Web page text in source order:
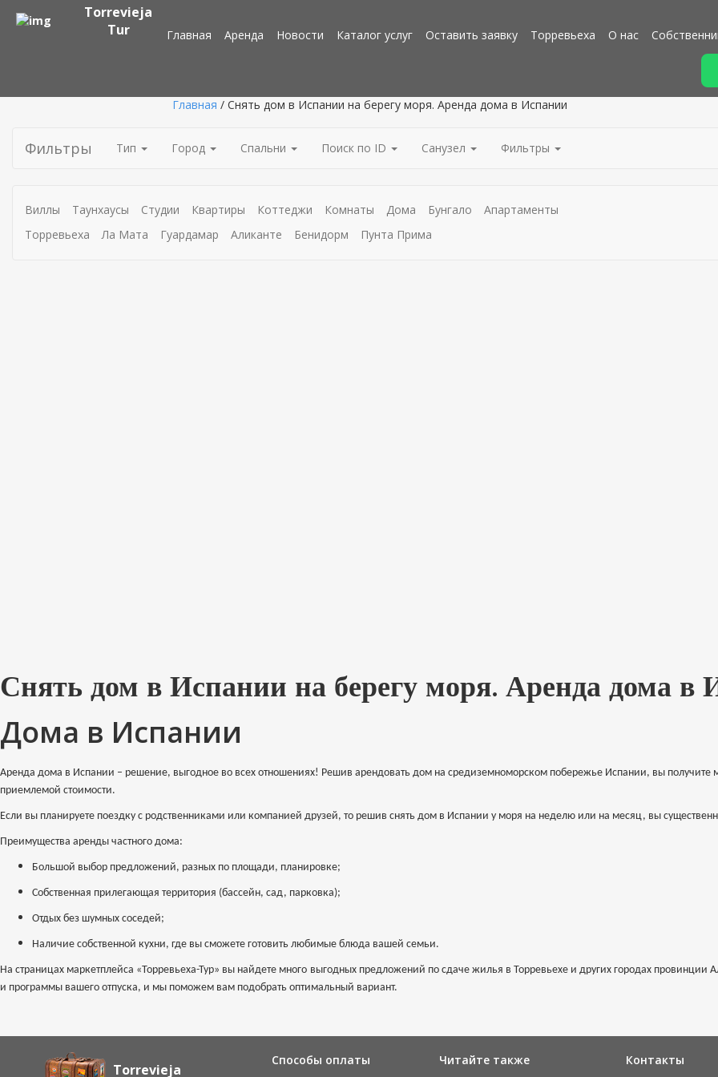
Torrevieja
Tur
Главная Аренда Новости Каталог услуг Оставить заявку Торревьеха О нас
Главная / Снять дом в Испании на берегу моря. Аренда дома в Испании
Фильтры Тип Город Спальни Поиск по ID Санузел Фильтры
Виллы Таунхаусы Студии Квартиры Коттеджи Комнаты Дома Бунгало
Апартаменты
Торревьеха
Ла Мата Гуардамар Аликанте Бенидорм Пунта Прима
Снять дом в Испании на берегу моря. Аренда дома в
Дома в Испании
Аренда дома в Испании – решение, выгодное во всех отношениях! Решив арендовать дом на средиземноморском побережье Испании, вы получите
приемлемой стоимости.
Если вы планируете поездку с родственниками или компанией друзей, то решив снять дом в Испании у моря на неделю или на месяц, вы
Преимущества аренды частного дома:
Большой выбор предложений, разных по площади, планировке;
Собственная прилегающая территория (бассейн, сад, парковка);
Отдых без шумных соседей;
Наличие собственной кухни, где вы сможете готовить любимые блюда вашей семьи.
На страницах маркетплейса «Торревьеха-Тур» вы найдете много выгодных предложений по сдаче жилья в Торревьехе и других городах
и программы вашего отпуска, и мы поможем вам подобрать оптимальный вариант.
Torrevieja
Способы оплаты
Читайте также
Контакты